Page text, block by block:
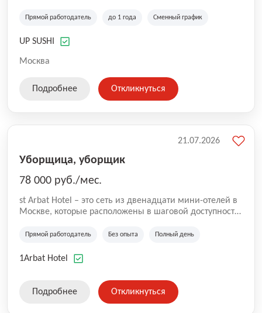
•Cpедний pейтинг наших завeдений составляет 4,9.
Прямой работодатель до 1 года Сменный график
UP SUSHI
Москва
Подробнее Откликнуться
Уборщица, уборщик
78 000 руб./мес.
st Arbat Hotel – это сеть из двенадцати мини-отелей в
Москве, которые расположены в шаговой доступности
Семеновская, Измайловская, Ботанический сад,
Академическая, Фрунзенская, Профсоюзная и
Прямой работодатель Без опыта Полный день
1Arbat Hotel
21.07.2026
Подробнее Откликнуться